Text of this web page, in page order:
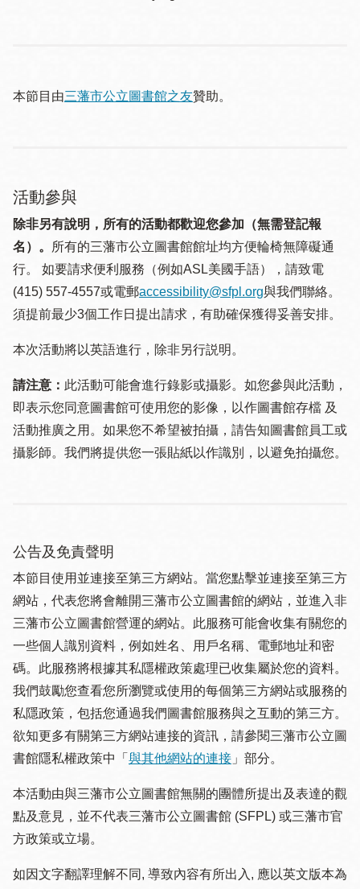
本節目由三藩市公立圖書館之友贊助。
活動參與
除非另有說明，所有的活動都歡迎您參加（無需登記報
名）。
所有的三藩市公立圖書館館址均方便輪椅無障礙通
行。 如要請求便利服務（例如ASL美國手語），請致電
(415) 557-4557或電郵accessibility@sfpl.org與我們聯絡。
須提 前最少3個工作日提出請求，有助確保獲得妥善安排。
本次活動將以英語進行，除非另行説明。
請注意： 此活動可能會進行錄影或攝影。如您參與此活動，
即表示您同意圖書館可使用您的影像，以作圖書館存檔 及
活動推廣之用。如果您不希望被拍攝，請告知圖書館員工或
攝影師。我們將提供您一張貼紙以作識別，以避免拍攝您。
公告及免責聲明
本節目使用並連接至第三方網站。當您點擊並連接至第三方
網站，代表您將會離開三藩市公立圖書館的網站，並進入非
三藩市公立圖書館營運的網站。此服務可能會收集有關您的
一些個人識別資料，例如姓名、用戶名稱、電郵地址和密
碼。此服務將根據其私隱權政策處理已收集屬於您的資料。
我們鼓勵您查看您所瀏覽或使用的每個第三方網站或服務的
私隱政策，包括您通過我們圖書館服務與之互動的第三方。
欲知更多有關第三方網站連接的資訊，請參閱三藩市公立圖
書館隱私權政策中「 與其他網站的連接 」部分。
本活動由與三藩市公立圖書館無關的團體所提出及表達的觀
點及意見，並不代表三藩市公立圖書館 (SFPL) 或三藩市官
方政策或立場。
如因文字翻譯理解不同, 導致內容有所出入, 應以英文版本為